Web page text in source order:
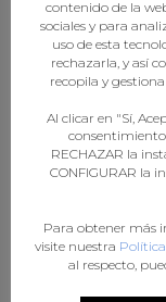
contenido de la
sociales y para
uso de esta
rechazarla, y así
recopila y
Al clicar en "Sí,
RECHAZAR la
CONFIGURAR la
Para obtener más
visite nuestra
al respecto,